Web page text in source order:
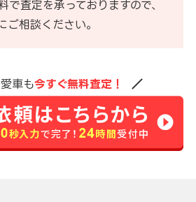
で査定を承っておりますので、
ご相談ください。
車も今すぐ無料査定！